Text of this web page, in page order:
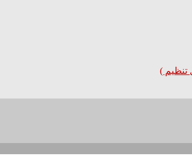
تنظیم )